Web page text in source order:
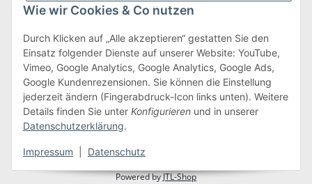
Wie wir Cookies & Co nutzen
Durch Klicken auf „Alle akzeptieren“ gestatten Sie den
Einsatz folgender Dienste auf unserer Website: YouTube,
Vimeo, Google Analytics, Google Analytics, Google Ads,
Google Kundenrezensionen. Sie können die Einstellung
jederzeit ändern (Fingerabdruck-Icon links unten). Weitere
Details finden Sie unter Konfigurieren und in unserer
Datenschutzerklärung.
Impressum Datenschutz
Gesetzliche Informationen
Vertrag widerrufen
Powered byJTL-Shop